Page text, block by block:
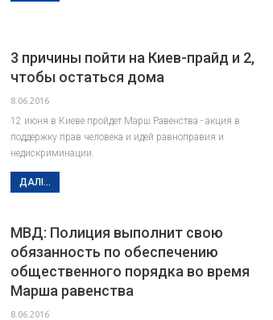
3 причины пойти на Киев-прайд и 2,
чтобы остаться дома
8.06.2016
12 июня в Киеве пройдет Марш Равенства - акция в
поддержку прав человека и идей равноправия и
недискриминации.
ДАЛІ...
МВД: Полиция выполнит свою
обязанность по обеспечению
общественного порядка во время
Марша равенства
8.06.2016